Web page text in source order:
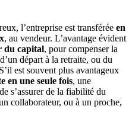
l’entreprise est transférée en
, au vendeur. L’avantage évident
du capital, pour compenser la
départ à la retraite, ou du
est souvent plus avantageux
en une seule fois, une
s’assurer de la fiabilité du
collaborateur, ou à un proche,